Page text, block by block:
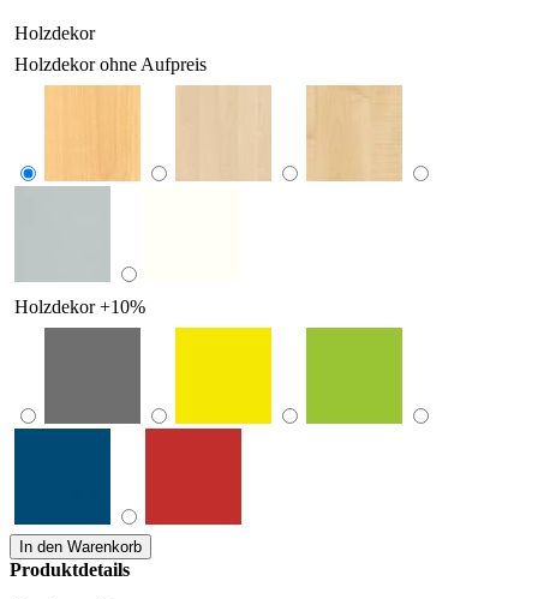
Holzdekor
Holzdekor ohne Aufpreis
Holzdekor +10%
Produktdetails